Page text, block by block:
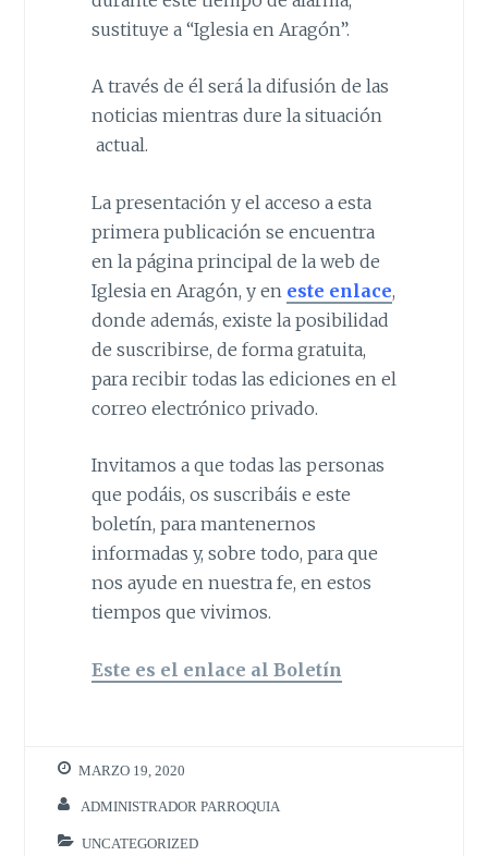
sustituye a “Iglesia en Aragón”.
A través de él será la difusión de las
noticias mientras dure la situación
actual.
La presentación y el acceso a esta
primera publicación se encuentra
en la página principal de la web de
Iglesia en Aragón, y en este enlace,
donde además, existe la posibilidad
de suscribirse, de forma gratuita,
para recibir todas las ediciones en el
correo electrónico privado.
Invitamos a que todas las personas
que podáis, os suscribáis e este
boletín, para mantenernos
informadas y, sobre todo, para que
nos ayude en nuestra fe, en estos
tiempos que vivimos.
Este es el enlace al Boletín
MARZO 19, 2020
ADMINISTRADOR PARROQUIA
UNCATEGORIZED